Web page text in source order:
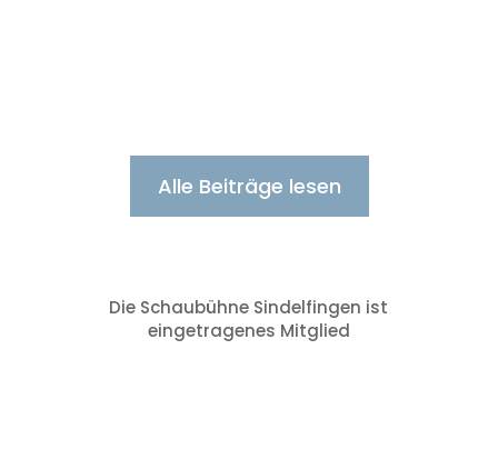
Alle Beiträge lesen
Die Schaubühne Sindelfingen ist
eingetragenes Mitglied